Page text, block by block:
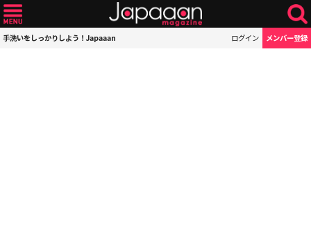
手洗いをしっかりしよう！Japaaan ログイン メンバー登録